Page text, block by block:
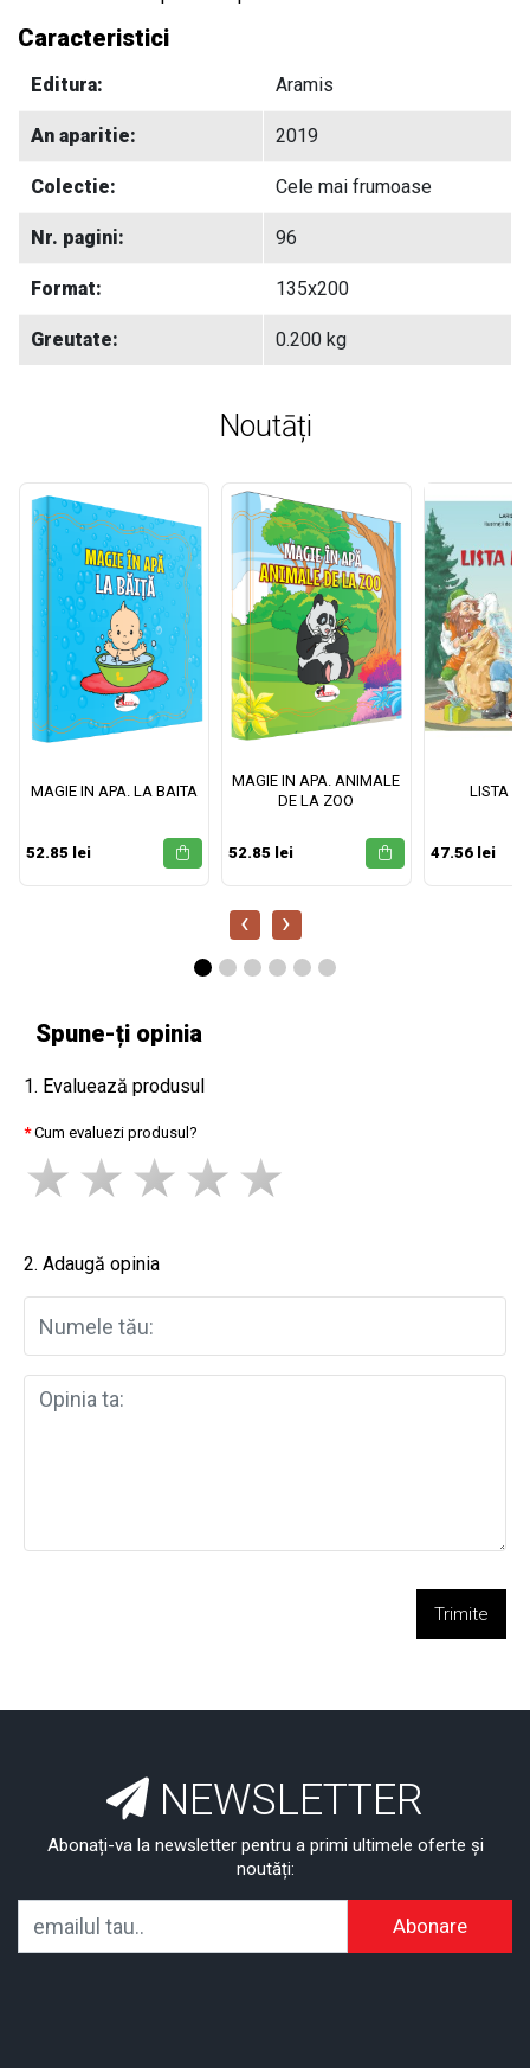
Caracteristici
Editura: Aramis
An aparitie: 2019
Colectie: Cele mai frumoase
Nr. pagini: 96
Format: 135x200
Greutate: 0.200 kg
Noutāți
MAGIE IN APA. LA BAITA
52.85 lei
MAGIE IN APA. ANIMALE
DE LA ZOO
52.85 lei
LISTA
47.56 lei
‹ ›
Spune-ți opinia
1. Evaluează produsul
Cum evaluezi produsul?
2. Adaugă opinia
Trimite
NEWSLETTER
Abonați-va la newsletter pentru a primi ultimele oferte și
noutăți:
Abonare